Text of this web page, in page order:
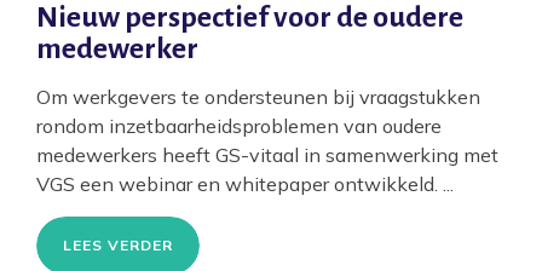
Nieuw perspectief voor de oudere
medewerker
Om werkgevers te ondersteunen bij vraagstukken
rondom inzetbaarheidsproblemen van oudere
medewerkers heeft GS-vitaal in samenwerking met
VGS een webinar en whitepaper ontwikkeld. ...
LEES VERDER